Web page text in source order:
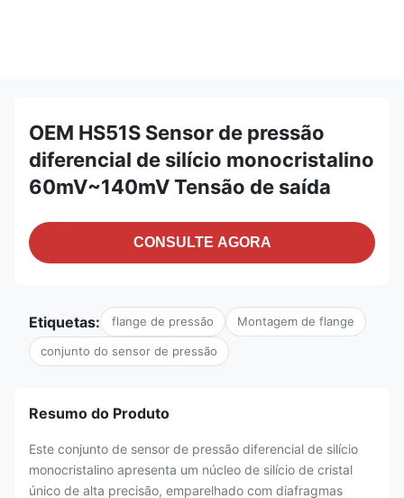
OEM HS51S Sensor de pressão
diferencial de silício monocristalino
60mV~140mV Tensão de saída
CONSULTE AGORA
Etiquetas: flange de pressão Montagem de flange
conjunto do sensor de pressão
Resumo do Produto
Este conjunto de sensor de pressão diferencial de silício
monocristalino apresenta um núcleo de silício de cristal
único de alta precisão, emparelhado com diafragmas